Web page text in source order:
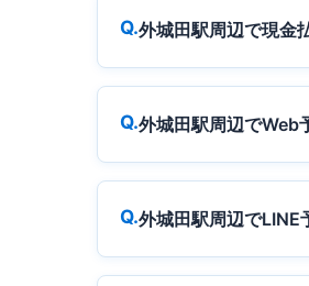
外城田駅周辺で現金
外城田駅周辺でWeb
外城田駅周辺でLINE